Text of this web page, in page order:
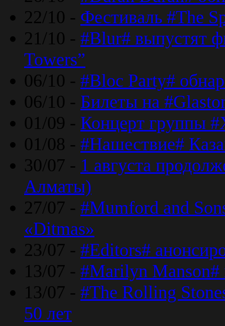
22/10 - Фестиваль #The
21/10 - #Blur# выпустят
Towers”
06/10 - #Bloc Party#
06/10 - Билеты на
01/09 - Концерт группы
01/08 - #Нашествие#
30/07 - 1 августа
Алматы)
27/07 - #Mumford and
«Ditmas»
23/07 - #Editors#
13/07 - #Marilyn Manson#
13/07 - #The Rolling
50 лет